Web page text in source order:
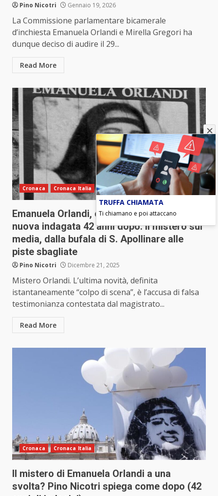
Pino Nicotri Gennaio 19, 2026
La Commissione parlamentare bicamerale
d’inchiesta Emanuela Orlandi e Mirella Gregori ha
dunque deciso di audire il 29...
Read More
Cronaca Cronaca Italia
Emanuela Orlandi, colpo di scena: una
nuova indagata 42 anni dopo. Il mistero sui
media, dalla bufala di S. Apollinare alle
piste sbagliate
Pino Nicotri Dicembre 21, 2025
Mistero Orlandi. L’ultima novità, definita
istantaneamente “colpo di scena”, è l’accusa di falsa
testimonianza contestata dal magistrato...
Read More
Cronaca Cronaca Italia
Il mistero di Emanuela Orlandi a una
svolta? Pino Nicotri spiega come dopo (42
TRUFFA CHIAMATA
Ti chiamano e poi attaccano